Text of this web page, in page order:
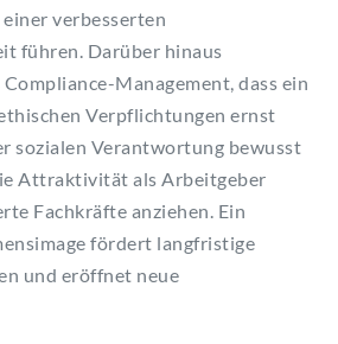
verbesserten
führen. Darüber hinaus
Management, dass ein
Verpflichtungen ernst
sozialen Verantwortung bewusst
Attraktivität als Arbeitgeber
Fachkräfte anziehen. Ein
fördert langfristige
und eröffnet neue